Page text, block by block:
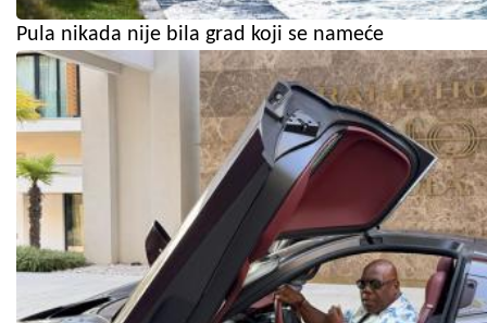
Pula nikada nije bila grad koji se nameće